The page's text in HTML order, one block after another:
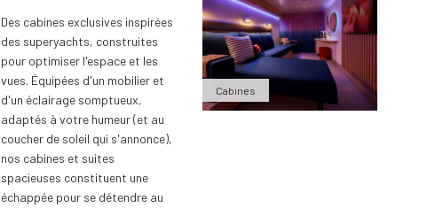
Cabines
Des cabines exclusives inspirées
des superyachts, construites
pour optimiser l'espace et les
vues. Équipées d'un mobilier et
d'un éclairage somptueux,
adaptés à votre humeur (et au
coucher de soleil qui s'annonce),
nos cabines et suites
spacieuses constituent une
échappée pour se détendre au